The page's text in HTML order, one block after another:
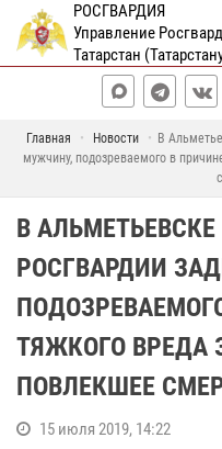
РОСГВАРДИЯ
Управление
Татарстан
Главная Новости
В
мужчину, подозреваемого в
В
РОСГВАРДИИ
ТЯЖКОГО ВРЕДА
ПОВЛЕКШЕЕ
15 июля 2019, 14:22